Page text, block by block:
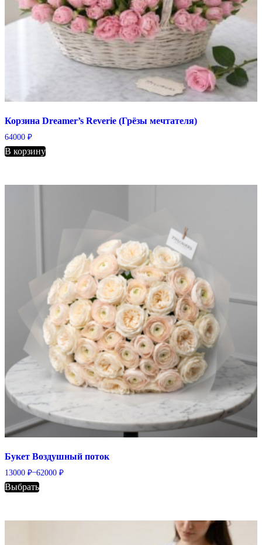
Корзина Dreamer’s Reverie (Грёзы мечтателя)
64000 ₽
В корзину
Букет Воздушный поток
13000 ₽–62000 ₽
Выбрать